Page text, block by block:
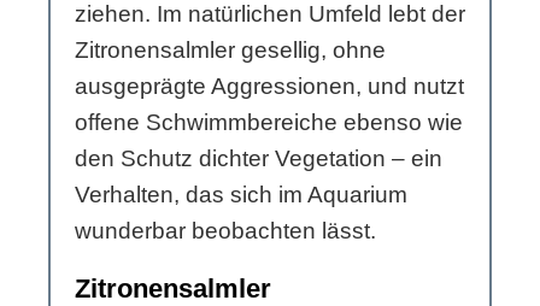
ziehen. Im natürlichen Umfeld lebt der
Zitronensalmler gesellig, ohne
ausgeprägte Aggressionen, und nutzt
offene Schwimmbereiche ebenso wie
den Schutz dichter Vegetation – ein
Verhalten, das sich im Aquarium
wunderbar beobachten lässt.
Zitronensalmler